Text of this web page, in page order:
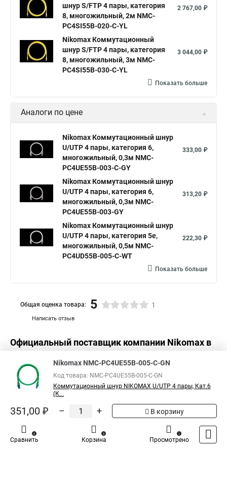
шнур S/FTP 4 пары, категория
8, многожильный, 2м NMC-
PC4SI55B-020-C-YL
2 767,00 ₽
Nikomax Коммутационный
шнур S/FTP 4 пары, категория
8, многожильный, 3м NMC-
PC4SI55B-030-C-YL
3 044,00 ₽
Показать больше
Аналоги по цене
Nikomax Коммутационный шнур
U/UTP 4 пары, категория 6,
многожильный, 0,3м NMC-
PC4UE55B-003-C-GY
333,00 ₽
Nikomax Коммутационный шнур
U/UTP 4 пары, категория 6,
многожильный, 0,3м NMC-
PC4UE55B-003-GY
313,20 ₽
Nikomax Коммутационный шнур
U/UTP 4 пары, категория 5е,
многожильный, 0,5м NMC-
PC4UD55B-005-C-WT
222,30 ₽
Показать больше
Написать отзыв
Общая оценка товара: 5 1
Официальный поставщик компании Nikomax в
Nikomax NMC-PC4UE55B-005-C-GN
Код товара: NMC-PC4UE55B-005-C-GN
Коммутационный шнур NIKOMAX U/UTP 4 пары, Кат.6
(К...
351,00 ₽ – + В корзину
Сравнить
0
Корзина
0
Просмотрено
1